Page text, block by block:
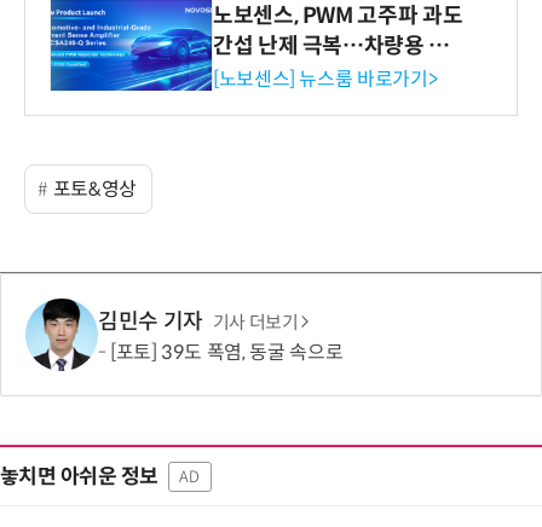
노보센스, PWM 고주파 과도
간섭 난제 극복…차량용 전
류 감지 증폭기
[노보센스] 뉴스룸 바로가기>
포토&영상
김민수 기자 기사 더보기
[포토] 39도 폭염, 동굴 속으로
놓치면 아쉬운 정보 AD